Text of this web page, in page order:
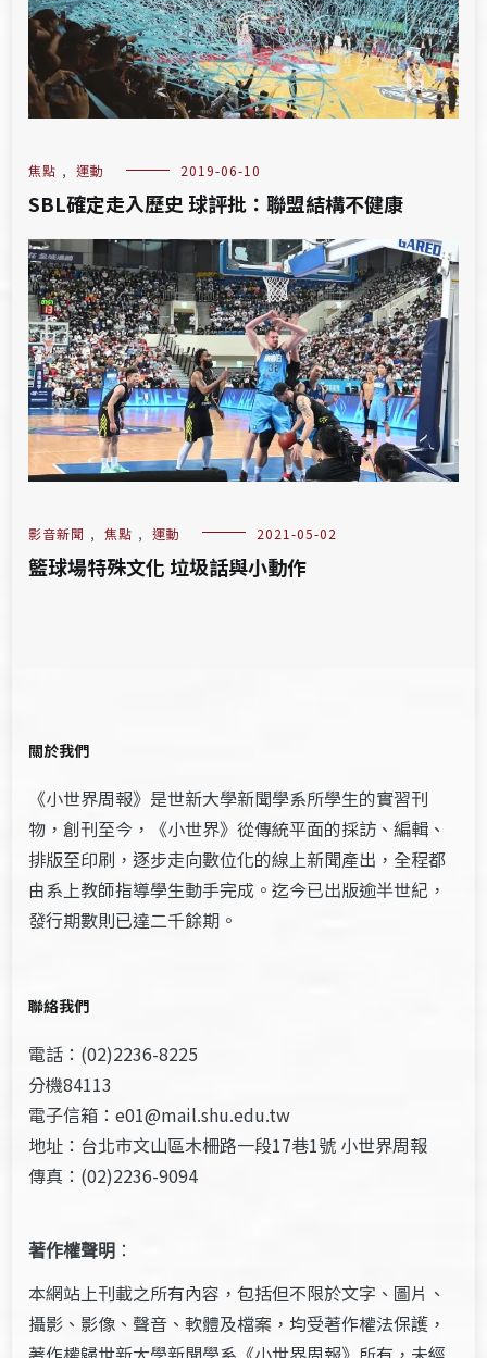
焦點 , 運動 2019-06-10
SBL確定走入歷史 球評批：聯盟結構不健康
影音新聞 , 焦點 , 運動 2021-05-02
籃球場特殊文化 垃圾話與小動作
關於我們
《小世界周報》是世新大學新聞學系所學生的實習刊
物，創刊至今，《小世界》從傳統平面的採訪、編輯、
排版至印刷，逐步走向數位化的線上新聞產出，全程都
由系上教師指導學生動手完成。迄今已出版逾半世紀，
發行期數則已達二千餘期。
聯絡我們
電話：(02)2236-8225
分機84113
電子信箱：e01@mail.shu.edu.tw
地址：台北市文山區木柵路一段17巷1號 小世界周報
傳真：(02)2236-9094
著作權聲明 ：
本網站上刊載之所有內容，包括但不限於文字、圖片、
攝影、影像、聲音、軟體及檔案，均受著作權法保護，